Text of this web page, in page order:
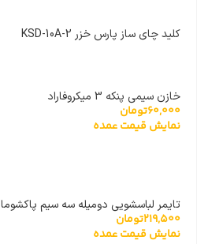
کلید چای ساز پارس خزر KSD-10A-2
خازن سیمی پنکه 3 میکروفاراد
60,000تومان
نمایش قیمت عمده
تایمر لباسشویی دومیله سه سیم پاکشوما
219,500تومان
نمایش قیمت عمده